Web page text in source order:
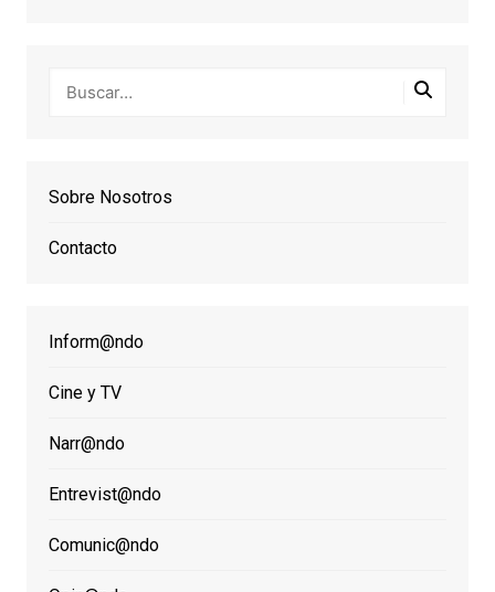
Sobre Nosotros
Contacto
Inform@ndo
Cine y TV
Narr@ndo
Entrevist@ndo
Comunic@ndo